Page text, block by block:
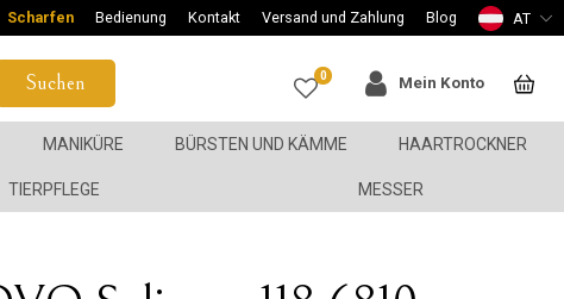
Scharfen Bedienung Kontakt Versand und Zahlung Blog AT
Suchen 0 Mein Konto
MANIKÜRE BÜRSTEN UND KÄMME HAARTROCKNER
TIERPFLEGE MESSER